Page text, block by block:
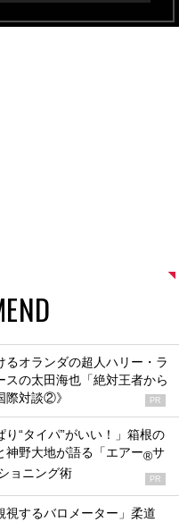
るオランダの超人ハリー・ラ
スの太田海也「絶対王者から
際対談②》
PR
り“タイパ”がいい！」箱根の
神野大地が語る「エアー®サ
ョニング術 PR
視するバロメーター」柔道